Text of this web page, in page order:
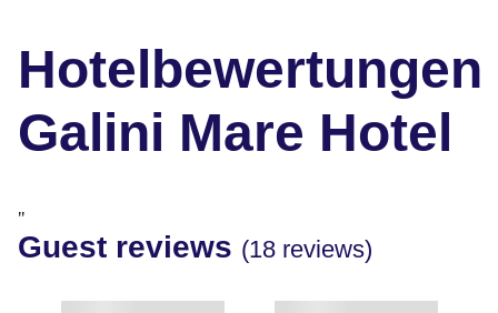
Hotelbewertungen
Galini Mare Hotel
"
Guest reviews (18 reviews)